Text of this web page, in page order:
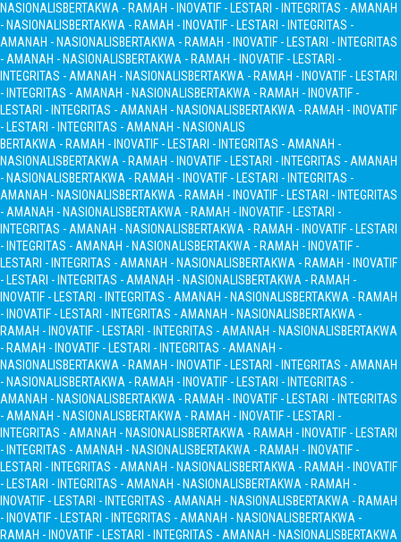
NASIONALISBERTAKWA - RAMAH - INOVATIF - LESTARI - INTEGRITAS - AMANAH
- NASIONALISBERTAKWA - RAMAH - INOVATIF - LESTARI - INTEGRITAS -
AMANAH - NASIONALISBERTAKWA - RAMAH - INOVATIF - LESTARI - INTEGRITAS
- AMANAH - NASIONALISBERTAKWA - RAMAH - INOVATIF - LESTARI -
INTEGRITAS - AMANAH - NASIONALISBERTAKWA - RAMAH - INOVATIF - LESTARI
- INTEGRITAS - AMANAH - NASIONALISBERTAKWA - RAMAH - INOVATIF -
LESTARI - INTEGRITAS - AMANAH - NASIONALISBERTAKWA - RAMAH - INOVATIF
- LESTARI - INTEGRITAS - AMANAH - NASIONALIS
BERTAKWA - RAMAH - INOVATIF - LESTARI - INTEGRITAS - AMANAH -
NASIONALISBERTAKWA - RAMAH - INOVATIF - LESTARI - INTEGRITAS - AMANAH
- NASIONALISBERTAKWA - RAMAH - INOVATIF - LESTARI - INTEGRITAS -
AMANAH - NASIONALISBERTAKWA - RAMAH - INOVATIF - LESTARI - INTEGRITAS
- AMANAH - NASIONALISBERTAKWA - RAMAH - INOVATIF - LESTARI -
INTEGRITAS - AMANAH - NASIONALISBERTAKWA - RAMAH - INOVATIF - LESTARI
- INTEGRITAS - AMANAH - NASIONALISBERTAKWA - RAMAH - INOVATIF -
LESTARI - INTEGRITAS - AMANAH - NASIONALISBERTAKWA - RAMAH - INOVATIF
- LESTARI - INTEGRITAS - AMANAH - NASIONALISBERTAKWA - RAMAH -
INOVATIF - LESTARI - INTEGRITAS - AMANAH - NASIONALISBERTAKWA - RAMAH
- INOVATIF - LESTARI - INTEGRITAS - AMANAH - NASIONALISBERTAKWA -
RAMAH - INOVATIF - LESTARI - INTEGRITAS - AMANAH - NASIONALISBERTAKWA
- RAMAH - INOVATIF - LESTARI - INTEGRITAS - AMANAH -
NASIONALISBERTAKWA - RAMAH - INOVATIF - LESTARI - INTEGRITAS - AMANAH
- NASIONALISBERTAKWA - RAMAH - INOVATIF - LESTARI - INTEGRITAS -
AMANAH - NASIONALISBERTAKWA - RAMAH - INOVATIF - LESTARI - INTEGRITAS
- AMANAH - NASIONALISBERTAKWA - RAMAH - INOVATIF - LESTARI -
INTEGRITAS - AMANAH - NASIONALISBERTAKWA - RAMAH - INOVATIF - LESTARI
- INTEGRITAS - AMANAH - NASIONALISBERTAKWA - RAMAH - INOVATIF -
LESTARI - INTEGRITAS - AMANAH - NASIONALISBERTAKWA - RAMAH - INOVATIF
- LESTARI - INTEGRITAS - AMANAH - NASIONALISBERTAKWA - RAMAH -
INOVATIF - LESTARI - INTEGRITAS - AMANAH - NASIONALISBERTAKWA - RAMAH
- INOVATIF - LESTARI - INTEGRITAS - AMANAH - NASIONALISBERTAKWA -
RAMAH - INOVATIF - LESTARI - INTEGRITAS - AMANAH - NASIONALISBERTAKWA